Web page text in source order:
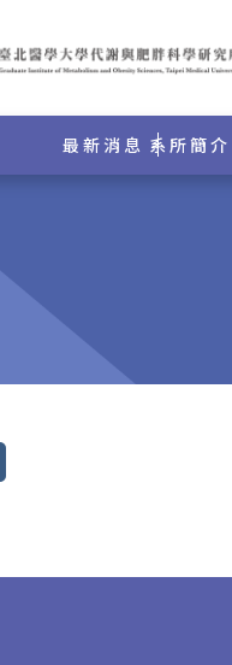
最新消息 系所簡介